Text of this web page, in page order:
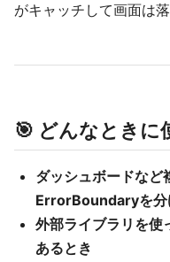
がキャッチして画面は
🎯 どんなときに
ダッシュボードなど
ErrorBoundaryを分
外部ライブラリを使
あるとき